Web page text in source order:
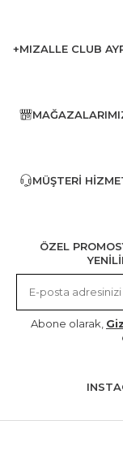
+MIZALLE CLUB
MÜŞTERI
ÖZEL
Abone olarak,